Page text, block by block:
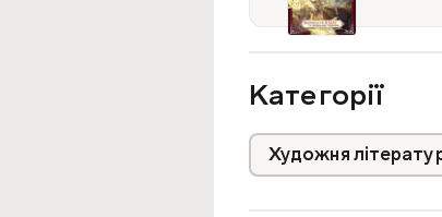
Категорії
Художня